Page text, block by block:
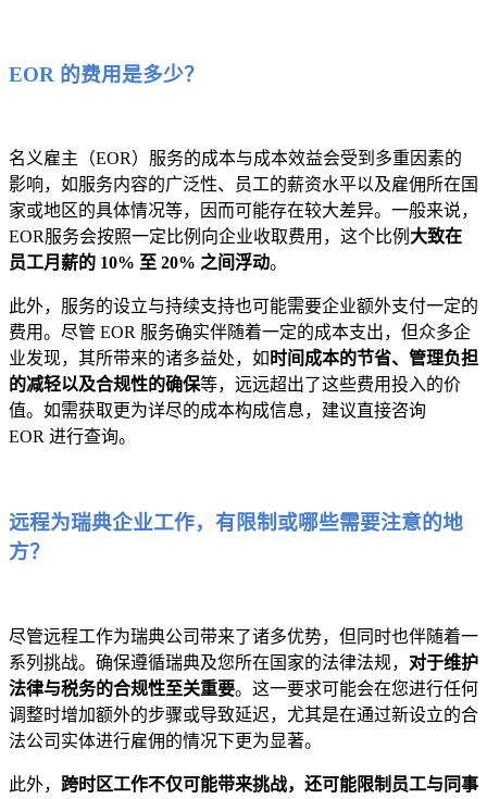
EOR 的费用是多少？
名义雇主（EOR）服务的成本与成本效益会受到多重因素的
影响，如服务内容的广泛性、员工的薪资水平以及雇佣所在国
家或地区的具体情况等，因而可能存在较大差异。一般来说，
EOR服务会按照一定比例向企业收取费用，这个比例 大致在
员工月薪的 10% 至 20% 之间浮动。
此外，服务的设立与持续支持也可能需要企业额外支付一定的
费用。尽管 EOR 服务确实伴随着一定的成本支出，但众多企
业发现，其所带来的诸多益处，如 时间成本的节省、管理负担
的减轻以及合规性的确保等，远远超出了这些费用投入的价
值。如需获取更为详尽的成本构成信息，建议直接咨询
EOR 进行查询。
远程为瑞典企业工作，有限制或哪些需要注意的地
方？
尽管远程工作为瑞典公司带来了诸多优势，但同时也伴随着一
系列挑战。确保遵循瑞典及您所在国家的法律法规， 对于维护
法律与税务的合规性至关重要。这一要求可能会在您进行任何
调整时增加额外的步骤或导致延迟，尤其是在通过新设立的合
法公司实体进行雇佣的情况下更为显著。
此外， 跨时区工作不仅可能带来挑战，还可能限制员工与同事